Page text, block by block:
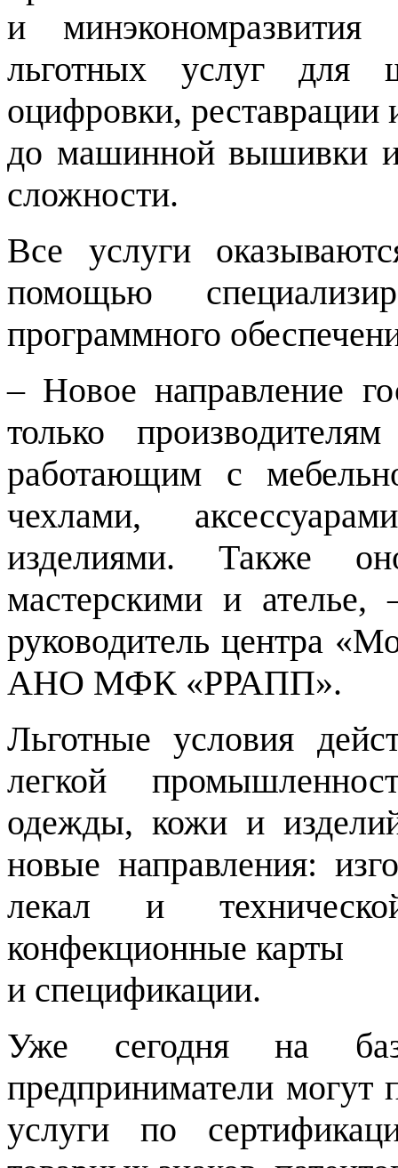
и минэкономразвития
льготных услуг для
оцифровки, реставрации
до машинной вышивки
сложности.
Все услуги
помощью
программного
– Новое направление
только
работающим с
чехлами,
изделиями. Также
мастерскими и ателье,
руководитель центра
АНО МФК «РРАПП».
Льготные условия
легкой
одежды, кожи и
новые направления:
лекал и
конфекционные карты
и спецификации.
Уже сегодня на
предприниматели могут
услуги по